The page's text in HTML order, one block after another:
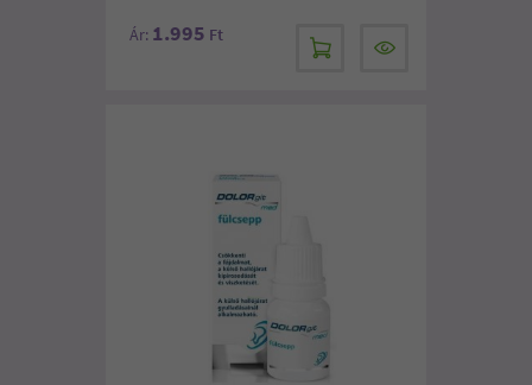
Ár: 1.995 Ft